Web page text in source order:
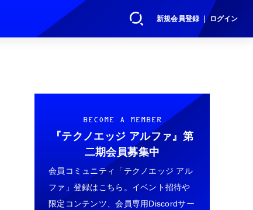
新規会員登録 ｜ ログイン
BECOME A MEMBER
『テクノエッジ アルファ』 第
二期会員募集中
会員コミュニティ「テクノエッジ アル
ファ」登録はこちら。イベント招待や
限定コンテンツ、会員専用Discordサー